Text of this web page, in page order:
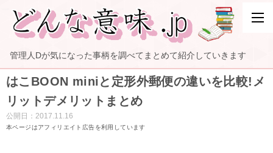
管理人Dが気になった事柄を調べてまとめて紹介していきます
はこBOON miniと定形外郵便の違いを比較!メ
リットデメリットまとめ
公開日： 2017.11.16
本ページはアフィリエイト広告を利用しています